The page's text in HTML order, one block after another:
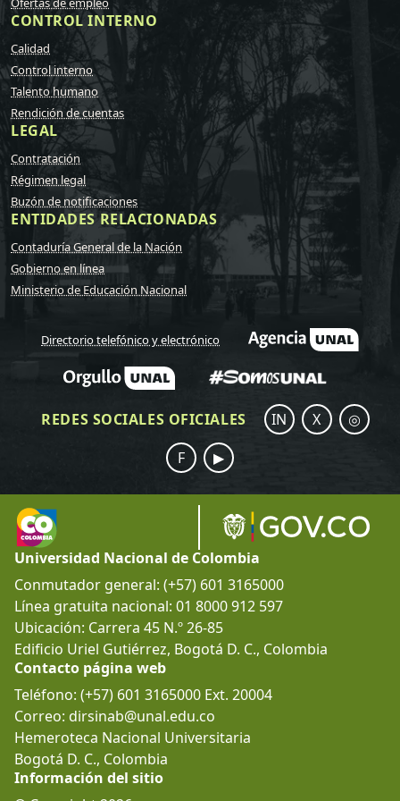
CONTROL INTERNO
Calidad
Control interno
Talento humano
Rendición de cuentas
LEGAL
Contratación
Régimen legal
Buzón de notificaciones
ENTIDADES RELACIONADAS
Contaduría General de la Nación
Gobierno en línea
Ministerio de Educación Nacional
Directorio telefónico y electrónico
REDES SOCIALES OFICIALES IN X
◎
F
▶
Universidad Nacional de Colombia
Conmutador general: (+57) 601 3165000
Línea gratuita nacional: 01 8000 912 597
Ubicación: Carrera 45 N.º 26-85
Edificio Uriel Gutiérrez, Bogotá D. C., Colombia
Contacto página web
Teléfono: (+57) 601 3165000 Ext. 20004
Correo: dirsinab@unal.edu.co
Hemeroteca Nacional Universitaria
Bogotá D. C., Colombia
Información del sitio